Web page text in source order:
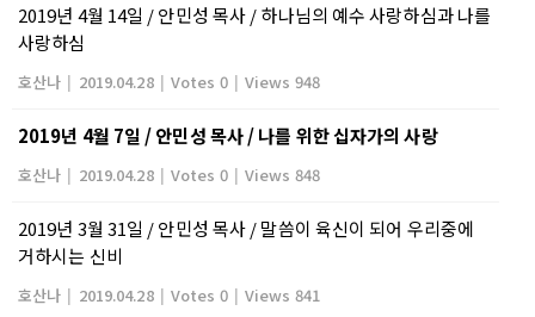
2019년 4월 14일 / 안민성 목사 / 하나님의 예수 사랑하심과 나를
사랑하심
호산나 | 2019.04.28 | Votes 0 | Views 948
2019년 4월 7일 / 안민성 목사 / 나를 위한 십자가의 사랑
호산나 | 2019.04.28 | Votes 0 | Views 848
2019년 3월 31일 / 안민성 목사 / 말씀이 육신이 되어 우리중에
거하시는 신비
호산나 | 2019.04.28 | Votes 0 | Views 841